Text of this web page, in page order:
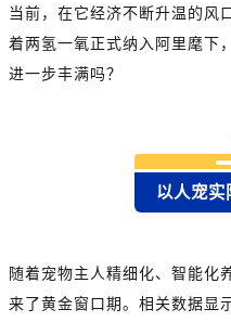
当前，在它经济不断升温的风
着两氢一氧正式纳入阿里麾下
进一步丰满吗？
以人宠实
随着宠物主人精细化、智能化
来了黄金窗口期。相关数据显示